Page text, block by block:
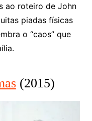
ao roteiro de John
piadas físicas
o “caos” que
(2015)